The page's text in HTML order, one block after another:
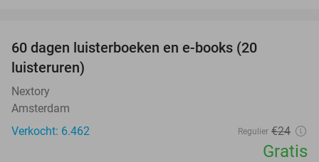
60 dagen luisterboeken en e-books (20
luisteruren)
Nextory
Amsterdam
Verkocht: 6.462
Regulier €24
Gratis